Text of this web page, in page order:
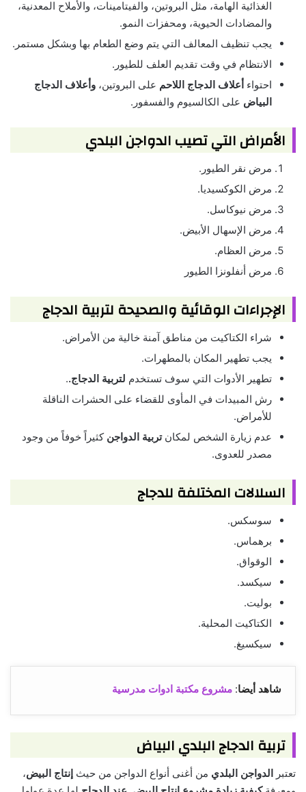
الغذائية الهامة، مثل البروتين، والفيتامينات، والأملاح المعدنية،
والمضادات الحيوية، ومحفزات النمو.
يجب تنظيف المعالف التي يتم وضع الطعام بها وبشكل مستمر.
الانتظام في وقت تقديم العلف للطيور.
احتواء أعلاف الدجاج اللاحم على البروتين، وأعلاف الدجاج
البياض على الكالسيوم والفسفور.
الأمراض التي تصيب الدواجن البلدي
مرض نقر الطيور.
مرض الكوكسيديا.
مرض نيوكاسل.
مرض الإسهال الأبيض.
مرض العظام.
مرض أنفلونزا الطيور
الإجراءات الوقائية والصحيحة لتربية الدجاج
شراء الكتاكيت من مناطق آمنة خالية من الأمراض.
يجب تطهير المكان بالمطهرات.
تطهير الأدوات التي سوف تستخدم لتربية الدجاج..
رش المبيدات في المأوى للقضاء على الحشرات الناقلة
للأمراض.
عدم زيارة الشخص لمكانتربية الدواجن كثيراً خوفاً من وجود
مصدر للعدوى.
السلالات المختلفة للدجاج
سوسكس.
برهماس.
الوقواق.
سيكسد.
بوليت.
الكتاكيت المحلية.
سيكسيغ.
شاهد أيضا: مشروع مكتبة ادوات مدرسية
تربية الدجاج البلدي البياض
تعتبر الدواجن البلدي من أغنى أنواع الدواجن من حيث إنتاج البيض،